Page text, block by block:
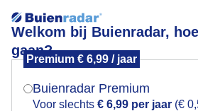
Welkom bij Buienradar,
gaan?
Premium € 6,99 / jaar
Buienradar Premium
Voor slechts € 6,99 per jaar (€
goudengloed
Mogen we je locatie